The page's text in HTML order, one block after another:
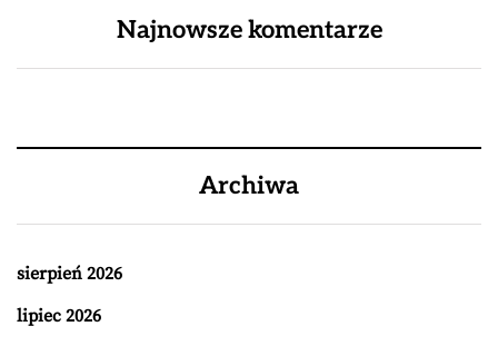
Najnowsze komentarze
Archiwa
sierpień 2026
lipiec 2026